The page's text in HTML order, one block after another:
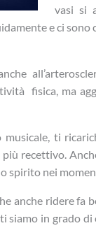
vasi si
e ci
fisica, ma
ti
recettivo.
spirito nei
anche ridere fa
siamo in grado di